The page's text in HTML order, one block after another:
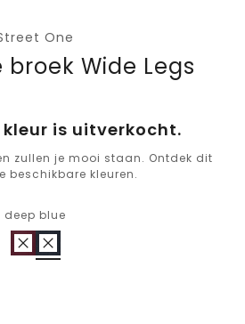
One
broek Wide Legs
is uitverkocht.
zullen je mooi staan. Ontdek dit
beschikbare kleuren.
deep blue